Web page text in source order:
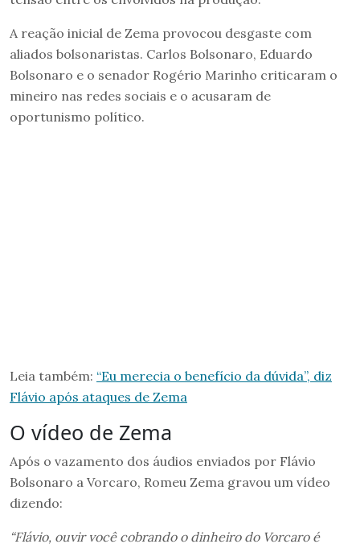
A reação inicial de Zema provocou desgaste com
aliados bolsonaristas. Carlos Bolsonaro, Eduardo
Bolsonaro e o senador Rogério Marinho criticaram o
mineiro nas redes sociais e o acusaram de
oportunismo político.
Leia também: “Eu merecia o benefício da dúvida”, diz
Flávio após ataques de Zema
O vídeo de Zema
Após o vazamento dos áudios enviados por Flávio
Bolsonaro a Vorcaro, Romeu Zema gravou um vídeo
dizendo:
“Flávio, ouvir você cobrando o dinheiro do Vorcaro é